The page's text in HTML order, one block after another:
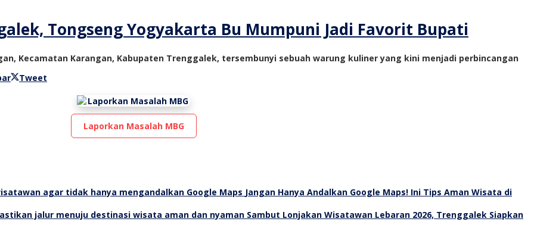
Tongseng Yogyakarta Bu Mumpuni Jadi Favorit Bupati
Kecamatan Karangan, Kabupaten Trenggalek, tersembunyi sebuah warung kuliner yang kini menjadi perbincangan
Tweet
Laporkan Masalah MBG
Jangan Hanya Andalkan Google Maps! Ini Tips Aman Wisata di
Sambut Lonjakan Wisatawan Lebaran 2026, Trenggalek Siapkan